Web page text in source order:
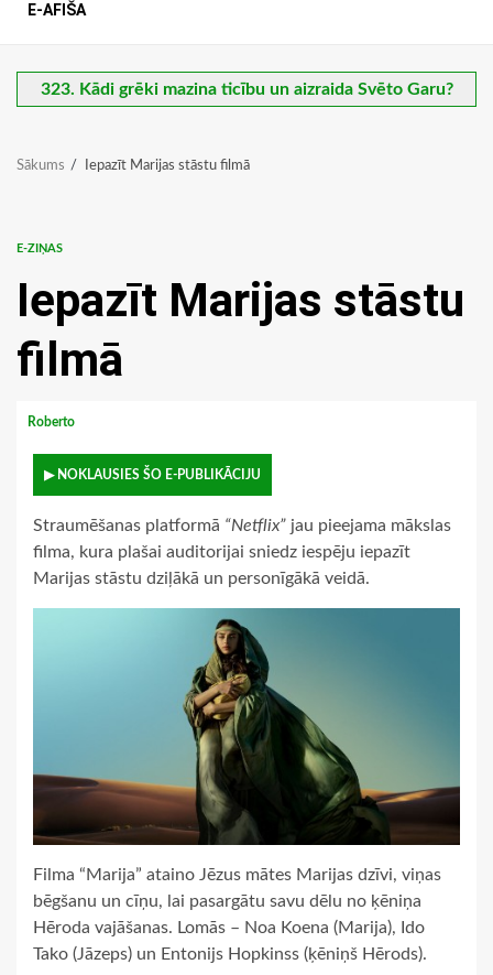
E-AFIŠA
323. Kādi grēki mazina ticību un aizraida Svēto Garu?
Sākums Iepazīt Marijas stāstu filmā
E-ZIŅAS
Iepazīt Marijas stāstu
filmā
Roberto
▶ NOKLAUSIES ŠO E-PUBLIKĀCIJU
Straumēšanas platformā “Netflix” jau pieejama mākslas
filma, kura plašai auditorijai sniedz iespēju iepazīt
Marijas stāstu dziļākā un personīgākā veidā.
Filma “Marija” ataino Jēzus mātes Marijas dzīvi, viņas
bēgšanu un cīņu, lai pasargātu savu dēlu no ķēniņa
Hēroda vajāšanas. Lomās – Noa Koena (Marija), Ido
Tako (Jāzeps) un Entonijs Hopkinss (ķēniņš Hērods).